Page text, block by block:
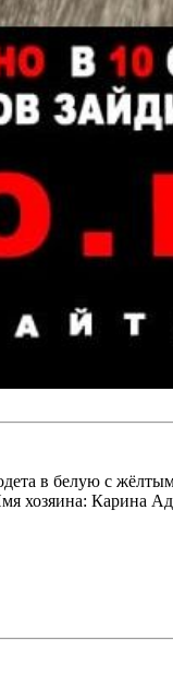
в белую с
хозяина: Карина